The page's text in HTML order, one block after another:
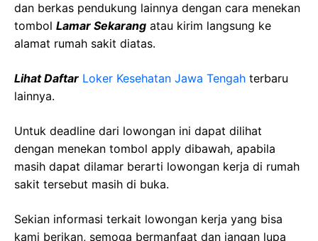
dan berkas pendukung lainnya dengan cara menekan
tombol Lamar Sekarang atau kirim langsung ke
alamat rumah sakit diatas.
Lihat Daftar Loker Kesehatan Jawa Tengah terbaru
lainnya.
Untuk deadline dari lowongan ini dapat dilihat
dengan menekan tombol apply dibawah, apabila
masih dapat dilamar berarti lowongan kerja di rumah
sakit tersebut masih di buka.
Sekian informasi terkait lowongan kerja yang bisa
kami berikan, semoga bermanfaat dan jangan lupa